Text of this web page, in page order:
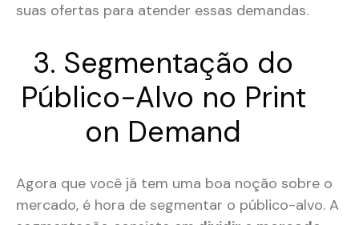
suas ofertas para atender essas demandas.
3. Segmentação do
Público-Alvo no Print
on Demand
Agora que você já tem uma boa noção sobre o
mercado, é hora de segmentar o público-alvo. A